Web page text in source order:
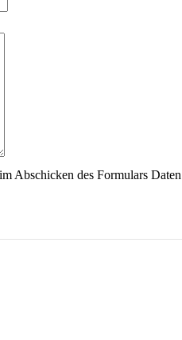
Abschicken des Formulars